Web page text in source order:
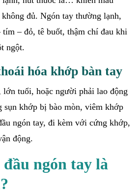
đủ. Ngón tay thường lạnh,
tím – đỏ, tê buốt, thậm chí đau khi
ngột.
hóa khớp bàn tay
tuổi, hoặc người phải lao động
sụn khớp bị bào mòn, viêm khớp
ngón tay, đi kèm với cứng khớp,
động.
ngón tay là